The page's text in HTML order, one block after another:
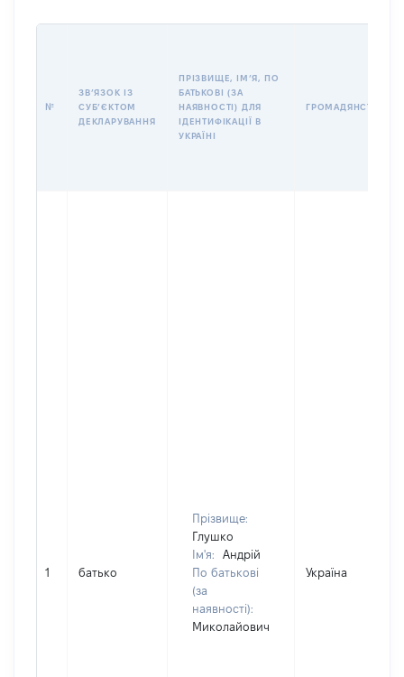
№
ЗВʼЯЗОК ІЗ
СУБʼЄКТОМ
ДЕКЛАРУВАННЯ
ПРІЗВИЩЕ, ІМʼЯ, ПО
БАТЬКОВІ (ЗА
НАЯВНОСТІ) ДЛЯ
ІДЕНТИФІКАЦІЇ В
УКРАЇНІ
ГРОМАДЯНСТВО
1 батько
Прізвище:
Глушко
Ім'я:
Андрій
По батькові
(за
наявності):
Миколайович
Україна